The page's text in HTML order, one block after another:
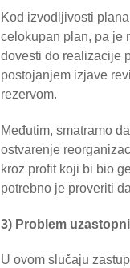
Kod izvodljivosti
celokupan plan, pa je
dovesti do realizacije
postojanjem izjave
rezervom.
Međutim, smatramo
ostvarenje
kroz profit koji bi bio
potrebno je proveriti
3) Problem
U ovom slučaju